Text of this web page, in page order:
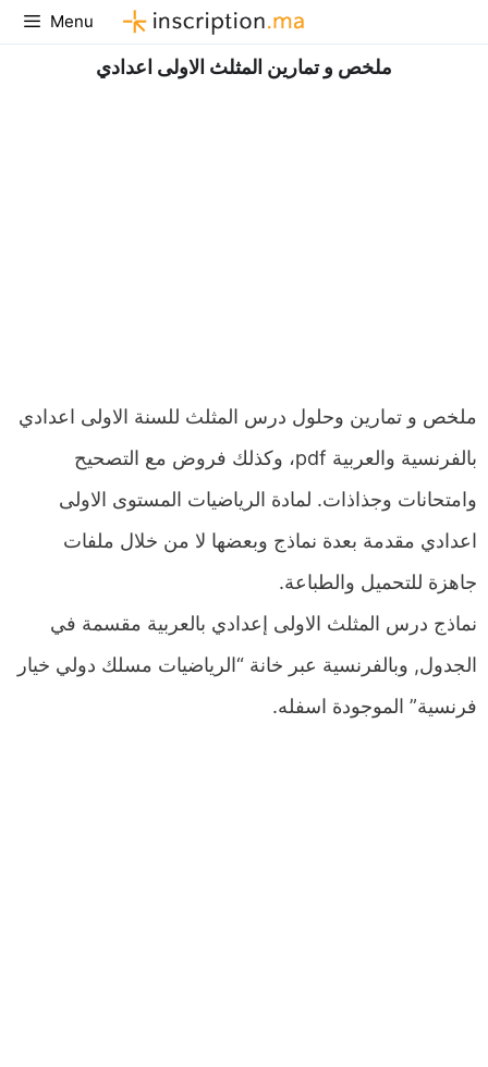
Aller
au
Menu
ملخص و تمارين المثلث الاولى اعدادي
ملخص و تمارين وحلول درس المثلث للسنة الاولى اعدادي
بالفرنسية والعربية pdf، وكذلك فروض مع التصحيح
وامتحانات وجذاذات. لمادة الرياضيات المستوى الاولى
اعدادي مقدمة بعدة نماذج وبعضها لا من خلال ملفات
جاهزة للتحميل والطباعة.
نماذج درس المثلث الاولى إعدادي بالعربية مقسمة في
الجدول, وبالفرنسية عبر خانة “الرياضيات مسلك دولي خيار
فرنسية” الموجودة اسفله.